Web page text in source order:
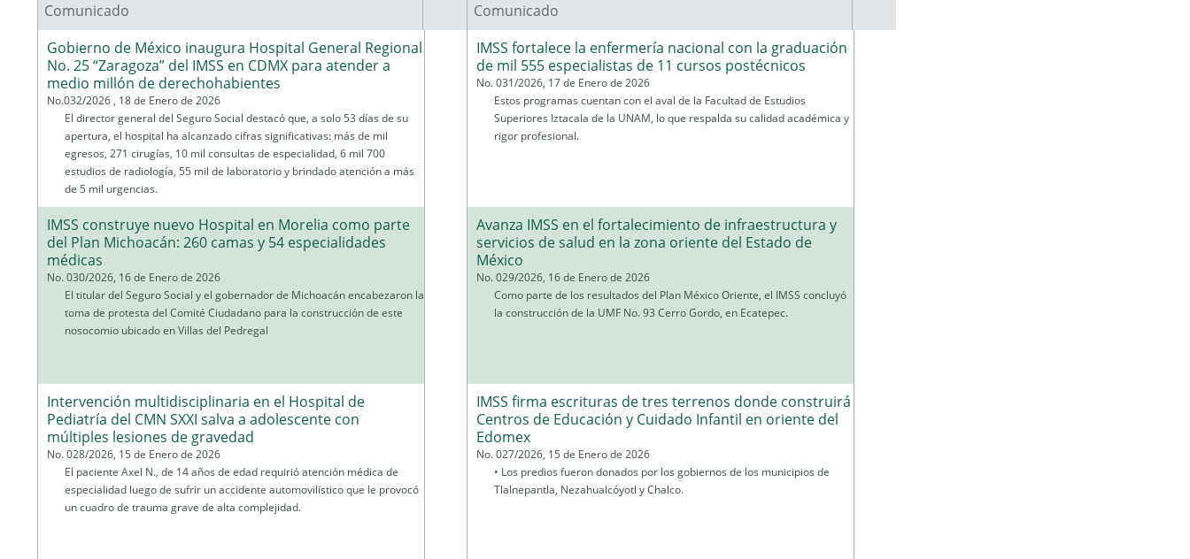
Comunicado
Comunicado
Gobierno de México inaugura Hospital General Regional
No. 25 “Zaragoza” del IMSS en CDMX para atender a
medio millón de derechohabientes
No.032/2026 , 18 de Enero de 2026
El director general del Seguro Social destacó que, a solo 53 días de su
apertura, el hospital ha alcanzado cifras significativas: más de mil
egresos, 271 cirugías, 10 mil consultas de especialidad, 6 mil 700
estudios de radiología, 55 mil de laboratorio y brindado atención a más
de 5 mil urgencias.
IMSS fortalece la enfermería nacional con la graduación
de mil 555 especialistas de 11 cursos postécnicos
No. 031/2026, 17 de Enero de 2026
Estos programas cuentan con el aval de la Facultad de Estudios
Superiores Iztacala de la UNAM, lo que respalda su calidad académica y
rigor profesional.
IMSS construye nuevo Hospital en Morelia como parte
del Plan Michoacán: 260 camas y 54 especialidades
médicas
No. 030/2026, 16 de Enero de 2026
El titular del Seguro Social y el gobernador de Michoacán encabezaron la
toma de protesta del Comité Ciudadano para la construcción de este
nosocomio ubicado en Villas del Pedregal
Avanza IMSS en el fortalecimiento de infraestructura y
servicios de salud en la zona oriente del Estado de
México
No. 029/2026, 16 de Enero de 2026
Como parte de los resultados del Plan México Oriente, el IMSS concluyó
la construcción de la UMF No. 93 Cerro Gordo, en Ecatepec.
Intervención multidisciplinaria en el Hospital de
Pediatría del CMN SXXI salva a adolescente con
múltiples lesiones de gravedad
No. 028/2026, 15 de Enero de 2026
El paciente Axel N., de 14 años de edad requirió atención médica de
especialidad luego de sufrir un accidente automovilístico que le provocó
un cuadro de trauma grave de alta complejidad.
IMSS firma escrituras de tres terrenos donde construirá
Centros de Educación y Cuidado Infantil en oriente del
Edomex
No. 027/2026, 15 de Enero de 2026
• Los predios fueron donados por los gobiernos de los municipios de
Tlalnepantla, Nezahualcóyotl y Chalco.
Páginas